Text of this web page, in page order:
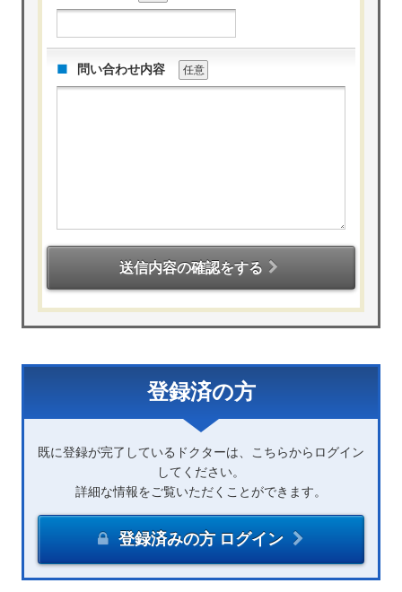
問い合わせ内容 任意
送信内容の確認をする
登録済の方
既に登録が完了しているドクターは、こちらからログイン
してください。
詳細な情報をご覧いただくことができます。
登録済みの方 ログイン